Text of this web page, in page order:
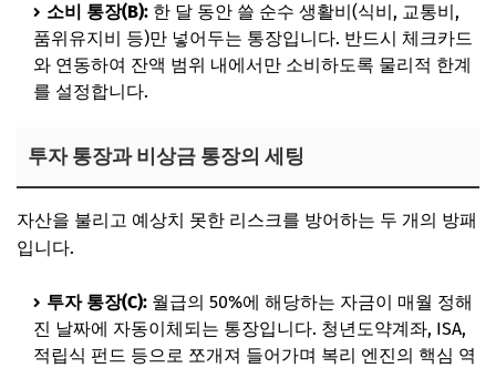
소비 통장(B): 한 달 동안 쓸 순수 생활비(식비, 교통비,
품위유지비 등)만 넣어두는 통장입니다. 반드시 체크카드
와 연동하여 잔액 범위 내에서만 소비하도록 물리적 한계
를 설정합니다.
투자 통장과 비상금 통장의 세팅
자산을 불리고 예상치 못한 리스크를 방어하는 두 개의 방패
입니다.
투자 통장(C): 월급의 50%에 해당하는 자금이 매월 정해
진 날짜에 자동이체되는 통장입니다. 청년도약계좌, ISA,
적립식 펀드 등으로 쪼개져 들어가며 복리 엔진의 핵심 역